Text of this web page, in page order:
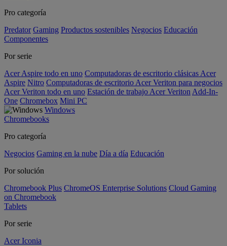
Pro categoría
Predator Gaming Productos sostenibles Negocios Educación
Componentes
Por serie
Acer Aspire todo en uno Computadoras de escritorio clásicas Acer
Aspire Nitro Computadoras de escritorio Acer Veriton para negocios
Acer Veriton todo en uno Estación de trabajo Acer Veriton Add-In-
One Chromebox Mini PC
Windows
Chromebooks
Pro categoría
Negocios Gaming en la nube Día a día Educación
Por solución
Chromebook Plus ChromeOS Enterprise Solutions Cloud Gaming
on Chromebook
Tablets
Por serie
Acer Iconia